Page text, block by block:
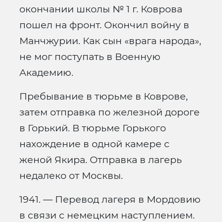
окончании школы № 1 г. Коврова
пошел на фронт. Окончил войну в
Манчжурии. Как сын «врага народа»,
не мог поступать в Военную
Академию.
Пребывание в тюрьме в Коврове,
затем отправка по железной дороге
в Горький. В тюрьме Горького
нахождение в одной камере с
женой Якира. Отправка в лагерь
недалеко от Москвы.
1941. — Перевод лагеря в Мордовию
в связи с немецким наступлением.